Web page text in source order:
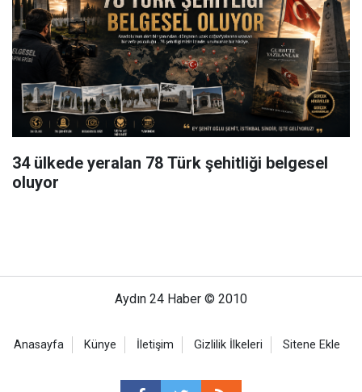
34 ülkede yeralan 78 Türk şehitliği belgesel
oluyor
Aydın 24 Haber © 2010
Anasayfa Künye İletişim Gizlilik İlkeleri Sitene Ekle